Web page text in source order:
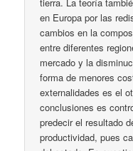
en Europa por las
cambios en la
entre diferentes
mercado y la
forma de menores
externalidades es el
conclusiones es
predecir el resultado
productividad, pues